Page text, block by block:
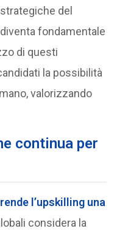
del
fondamentale
di questi
la possibilità
valorizzando
continua per
l’upskilling una
considera la